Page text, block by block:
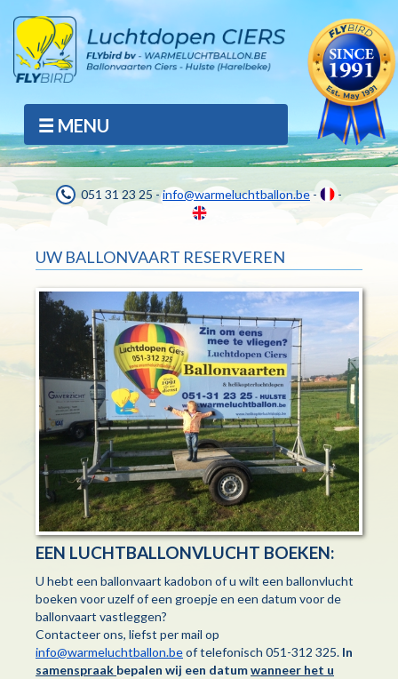
MENU
051 31 23 25 -info@warmeluchtballon.be- -
UW BALLONVAART RESERVEREN
EEN LUCHTBALLONVLUCHT BOEKEN:
U hebt een ballonvaart kadobon of u wilt een ballonvlucht
boeken voor uzelf of een groepje en een datum voor de
ballonvaart vastleggen?
Contacteer ons, liefst per mail op
info@warmeluchtballon.beof telefonisch 051-312 325. In
samenspraak bepalen wij een datumwanneer het u